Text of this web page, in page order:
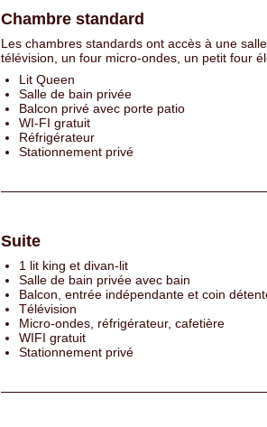
Chambre standard
Les chambres standards ont accès à une
télévision, un four micro-ondes, un petit four
Lit Queen
Salle de bain privée
Balcon privé avec porte patio
WI-FI gratuit
Réfrigérateur
Stationnement privé
Suite
1 lit king et divan-lit
Salle de bain privée avec bain
Balcon, entrée indépendante et coin
Télévision
Micro-ondes, réfrigérateur, cafetière
WIFI gratuit
Stationnement privé